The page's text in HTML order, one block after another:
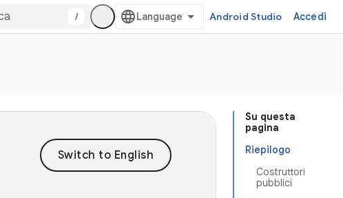
/ Android Studio Accedi
Su questa
pagina
Riepilogo
Costruttori
pubblici